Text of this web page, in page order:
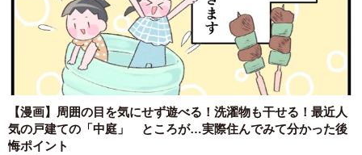
【漫画】周囲の目を気にせず遊べる！洗濯物も干せる！最近人
気の戸建ての「中庭」 ところが…実際住んでみて分かった後
悔ポイント